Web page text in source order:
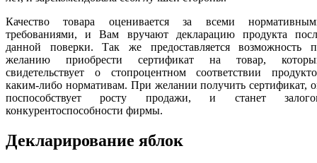
Качество товара оценивается за всеми
требованиями, и Вам вручают декларацию продукта
данной поверки. Так же предоставляется возможность
желанию приобрести сертификат на товар,
свидетельствует о стопроцентном соответствии
каким-либо нормативам. При желании получить сертификат,
поспособствует росту продажи, и станет
конкурентоспособности фирмы.
Декларирование яблок